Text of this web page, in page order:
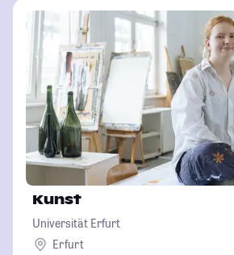
Kunst
Universität Erfurt
Erfurt